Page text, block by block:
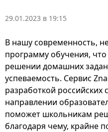
29.01.2023 в 19:15
В нашу современность,
программу обучения,
решении домашних
успеваемость. Сервис
разработкой российских
направлении
поможет школьникам
благодаря чему, крайне